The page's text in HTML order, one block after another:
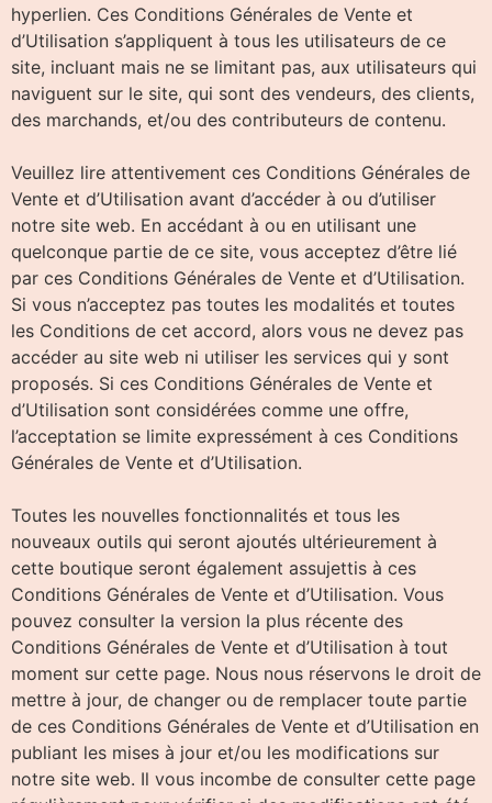
hyperlien. Ces Conditions Générales de Vente et
d’Utilisation s’appliquent à tous les utilisateurs de ce
site, incluant mais ne se limitant pas, aux utilisateurs qui
naviguent sur le site, qui sont des vendeurs, des clients,
des marchands, et/ou des contributeurs de contenu.
Veuillez lire attentivement ces Conditions Générales de
Vente et d’Utilisation avant d’accéder à ou d’utiliser
notre site web. En accédant à ou en utilisant une
quelconque partie de ce site, vous acceptez d’être lié
par ces Conditions Générales de Vente et d’Utilisation.
Si vous n’acceptez pas toutes les modalités et toutes
les Conditions de cet accord, alors vous ne devez pas
accéder au site web ni utiliser les services qui y sont
proposés. Si ces Conditions Générales de Vente et
d’Utilisation sont considérées comme une offre,
l’acceptation se limite expressément à ces Conditions
Générales de Vente et d’Utilisation.
Toutes les nouvelles fonctionnalités et tous les
nouveaux outils qui seront ajoutés ultérieurement à
cette boutique seront également assujettis à ces
Conditions Générales de Vente et d’Utilisation. Vous
pouvez consulter la version la plus récente des
Conditions Générales de Vente et d’Utilisation à tout
moment sur cette page. Nous nous réservons le droit de
mettre à jour, de changer ou de remplacer toute partie
de ces Conditions Générales de Vente et d’Utilisation en
publiant les mises à jour et/ou les modifications sur
notre site web. Il vous incombe de consulter cette page